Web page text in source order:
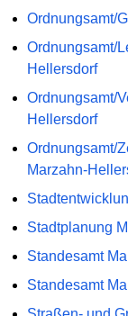
Ordnungsamt/
Ordnungsamt/
Hellersdorf
Ordnungsamt/
Hellersdorf
Ordnungsamt/
Marzahn-
Stadtplanung
Standesamt
Standesamt